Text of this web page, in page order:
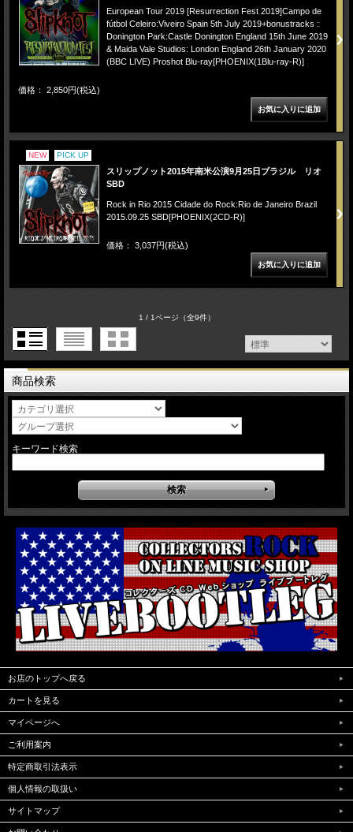
European Tour 2019 [Resurrection Fest 2019]Campo de
fútbol Celeiro:Viveiro Spain 5th July 2019+bonustracks :
Donington Park:Castle Donington England 15th June 2019
& Maida Vale Studios: London England 26th January 2020
(BBC LIVE) Proshot Blu-ray[PHOENIX(1Blu-ray-R)]
価格： 2,850円(税込)
NEW PICK UP
スリップノット2015年南米公演9月25日ブラジル リオ
SBD
Rock in Rio 2015 Cidade do Rock:Rio de Janeiro Brazil
2015.09.25 SBD[PHOENIX(2CD-R)]
価格： 3,037円(税込)
1 / 1ページ（全9件）
商品検索
キーワード検索
お店のトップへ戻る
カートを見る
マイページへ
ご利用案内
特定商取引法表示
個人情報の取扱い
サイトマップ